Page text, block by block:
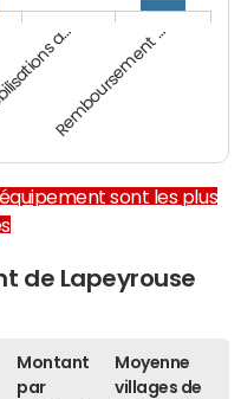
a…
Remboursement …
sont les plus
de Lapeyrouse
Montant
par
Moyenne
villages de